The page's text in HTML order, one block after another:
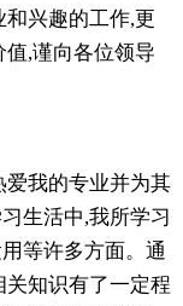
兴趣的工作,更
,谨向各位领导
爱我的专业并为其
生活中,我所学习
等许多方面。通
知识有了一定程